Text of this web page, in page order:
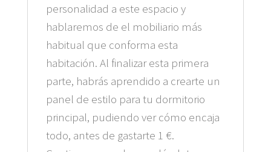
personalidad a este espacio y
hablaremos de el mobiliario más
habitual que conforma esta
habitación. Al finalizar esta primera
parte, habrás aprendido a crearte un
panel de estilo para tu dormitorio
principal, pudiendo ver cómo encaja
todo, antes de gastarte 1 €.